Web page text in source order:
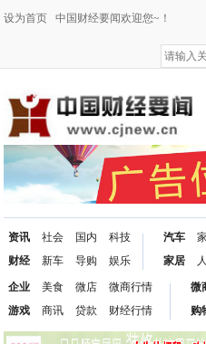
设为首页 中国财经要闻欢迎您~！
资讯
财经
社会
新车
国内
导购
科技
娱乐
汽车
家居
企业
游戏
美食
商讯
微店
贷款
微商行情
财经行情
微
购